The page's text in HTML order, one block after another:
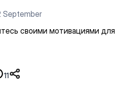
September
своими мотивациями
11